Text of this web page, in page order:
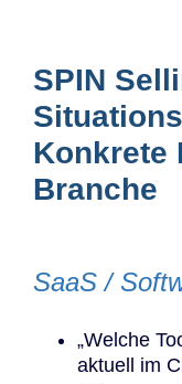
SPIN
Konkrete
Branche
SaaS /
„Welche
aktuell im